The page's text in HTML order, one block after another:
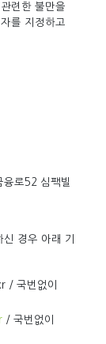
련한 불만을
를 지정하고
융로52 심팩빌
경우 아래 기
/ 국번없이
/ 국번없이